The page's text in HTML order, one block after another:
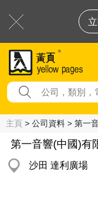
主頁 > 公司資料 > 第一
第一音響(中國)有
沙田 達利廣場